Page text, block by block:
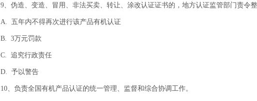
9、伪造、变造、冒用、非法买卖、转让、涂改认证证书的，地方认证监管部门
A. 五年内不得再次进行该产品有机认证
B. 3万元罚款
C. 追究行政责任
D. 予以警告
10、负责全国有机产品认证的统一管理、监督和综合协调工作。